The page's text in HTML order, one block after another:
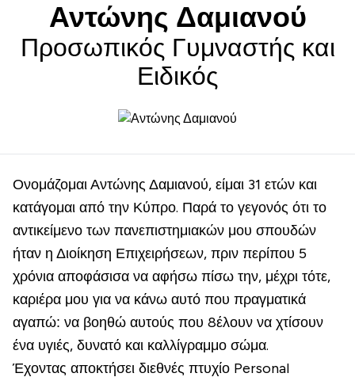
Αντώνης Δαμιανού
Προσωπικός Γυμναστής και
Ειδικός
Ονομάζομαι Αντώνης Δαμιανού, είμαι 31 ετών και
κατάγομαι από την Κύπρο. Παρά το γεγονός ότι το
αντικείμενο των πανεπιστημιακών μου σπουδών
ήταν η Διοίκηση Επιχειρήσεων, πριν περίπου 5
χρόνια αποφάσισα να αφήσω πίσω την, μέχρι τότε,
καριέρα μου για να κάνω αυτό που πραγματικά
αγαπώ: να βοηθώ αυτούς που 8έλουν να χτίσουν
ένα υγιές, δυνατό και καλλίγραμμο σώμα.
Έχοντας αποκτήσει διεθνές πτυχίο Personal